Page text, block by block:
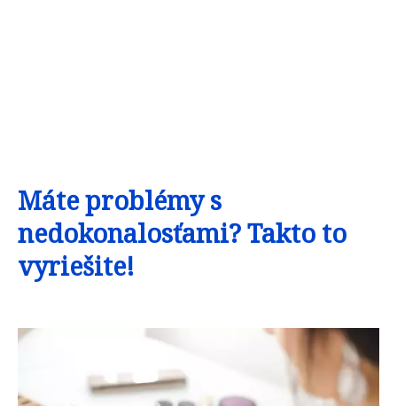
Máte problémy s
nedokonalosťami? Takto to
vyriešite!